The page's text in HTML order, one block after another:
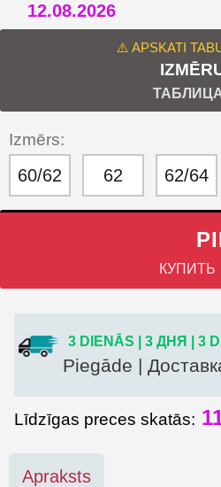
12.08.2026
⚠️ APSKATI
Izmērs:
60/62 62 62/64
КУПИТЬ
3 DIENĀS | 3 ДНЯ | 3
Piegāde |
Līdzīgas preces skatās:
Apraksts